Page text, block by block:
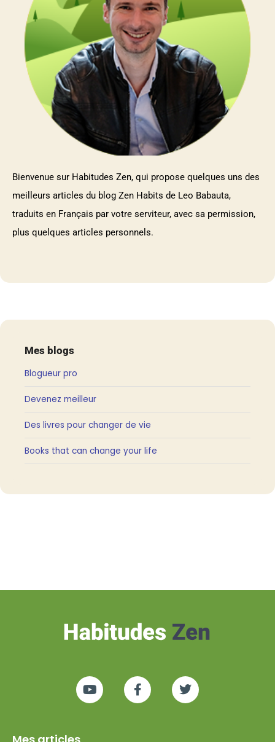
Bienvenue sur Habitudes Zen, qui propose quelques uns des
meilleurs articles du blog Zen Habits de Leo Babauta,
traduits en Français par votre serviteur, avec sa permission,
plus quelques articles personnels.
Mes blogs
Blogueur pro
Devenez meilleur
Des livres pour changer de vie
Books that can change your life